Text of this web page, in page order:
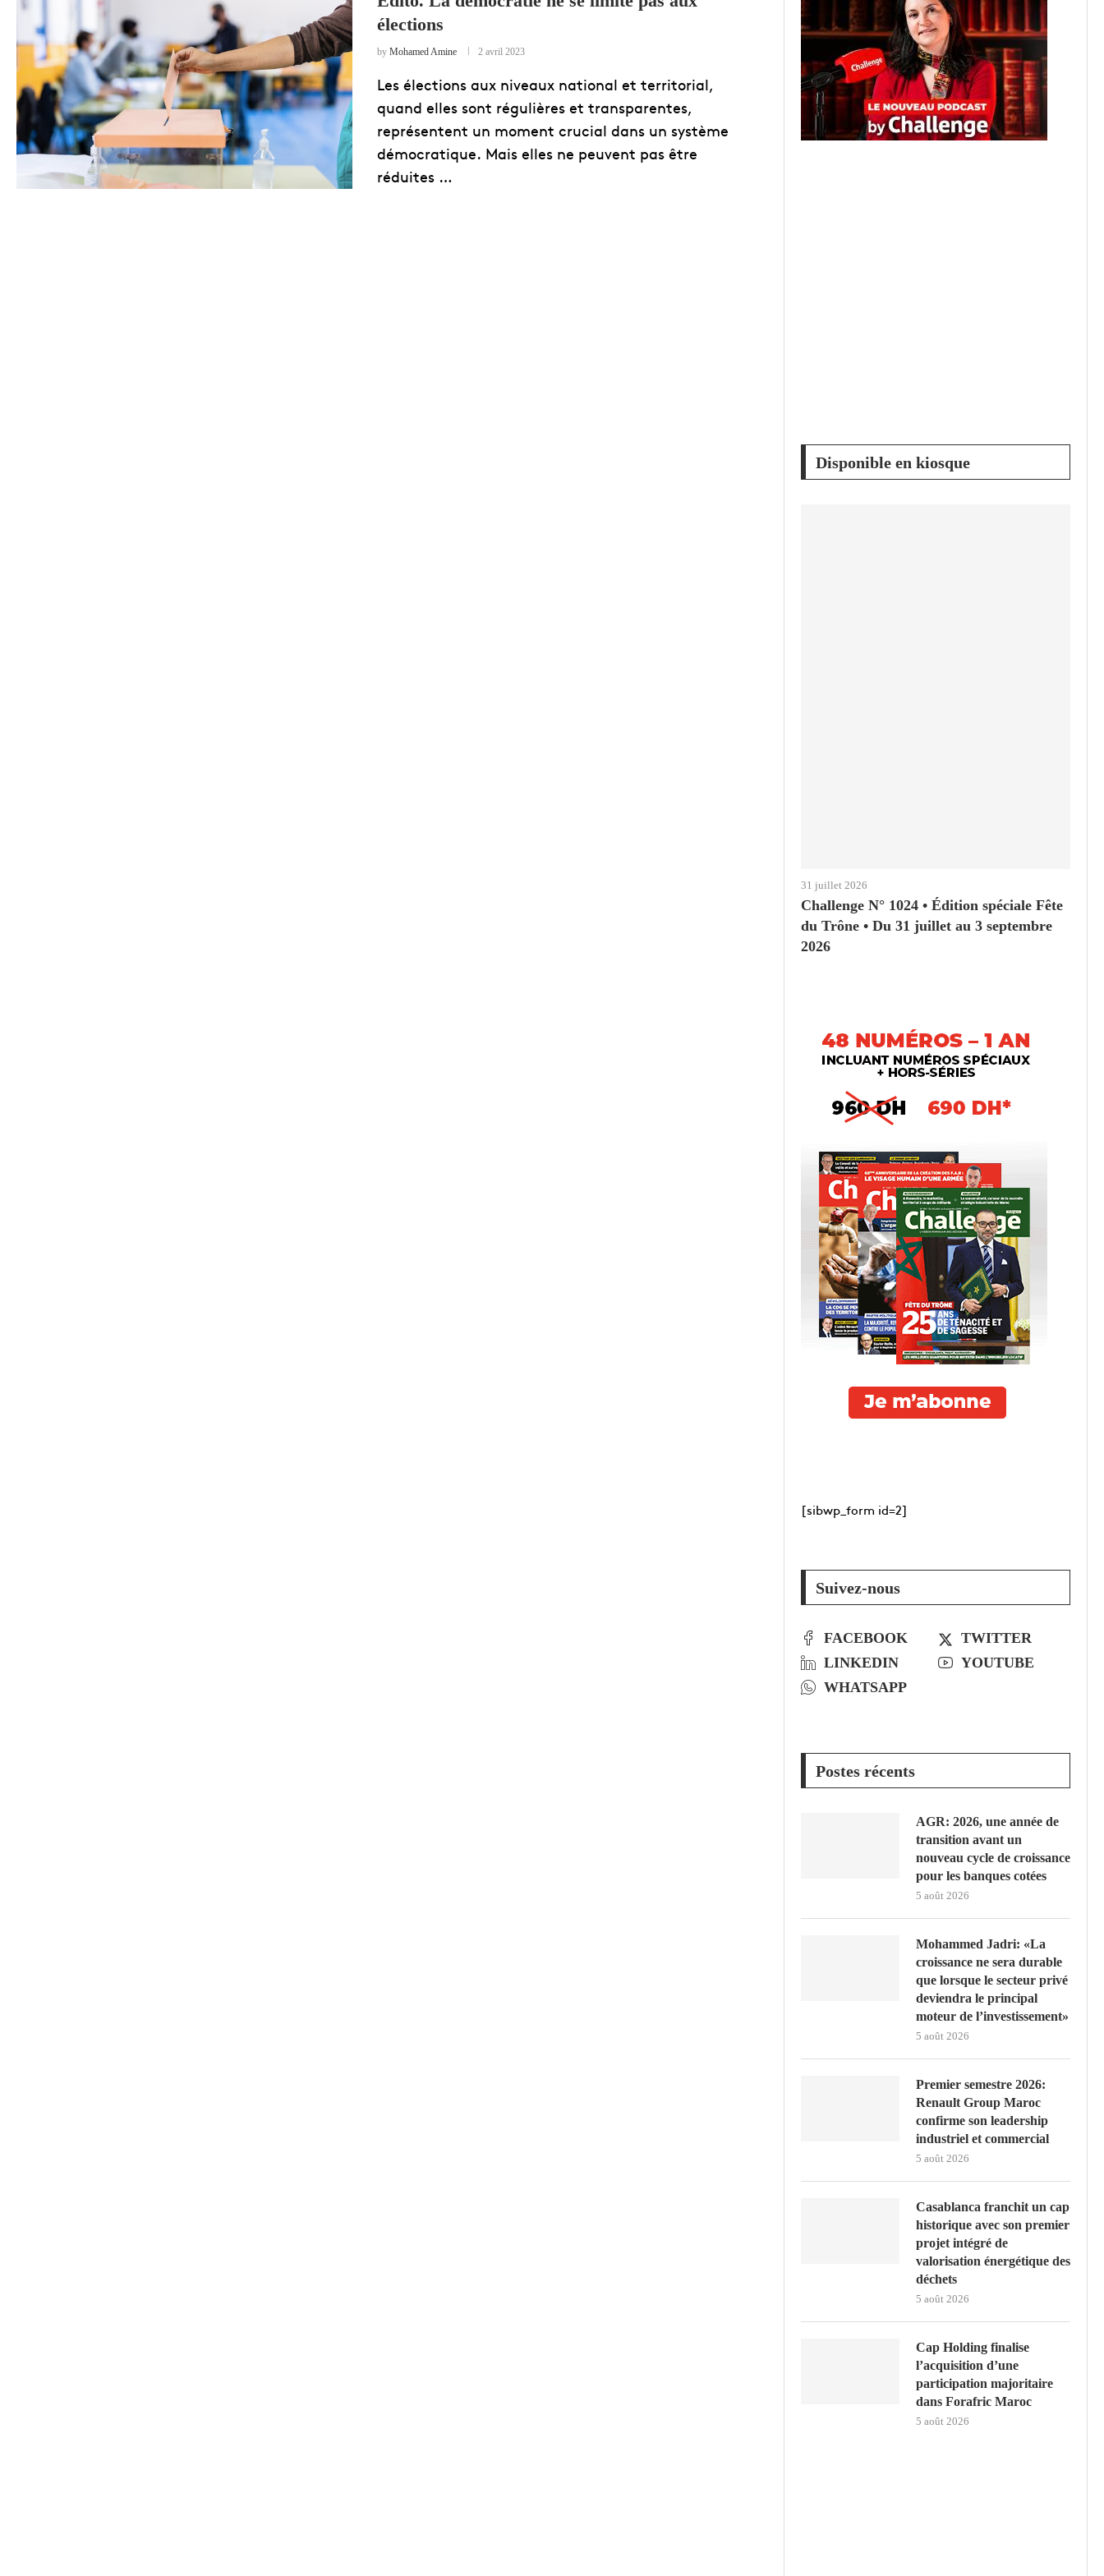
COMMERCE
élections
by Mohamed Amine 2 avril 2023
Les élections aux niveaux national et territorial,
quand elles sont régulières et transparentes,
représentent un moment crucial dans un système
démocratique. Mais elles ne peuvent pas être
réduites …
Disponible en kiosque
31 juillet 2026
Challenge N° 1024 • Édition spéciale Fête
du Trône • Du 31 juillet au 3 septembre
2026
[sibwp_form id=2]
Suivez-nous
FACEBOOK
TWITTER
LINKEDIN
YOUTUBE
WHATSAPP
Postes récents
AGR: 2026, une année de
transition avant un
nouveau cycle de croissance
pour les banques cotées
5 août 2026
Mohammed Jadri: «La
croissance ne sera durable
que lorsque le secteur privé
deviendra le principal
moteur de l’investissement»
5 août 2026
Premier semestre 2026:
Renault Group Maroc
confirme son leadership
industriel et commercial
5 août 2026
Casablanca franchit un cap
historique avec son premier
projet intégré de
valorisation énergétique des
déchets
5 août 2026
Cap Holding finalise
l’acquisition d’une
participation majoritaire
dans Forafric Maroc
5 août 2026